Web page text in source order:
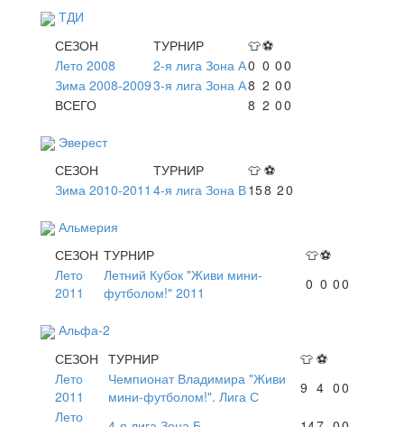
ТДИ
СЕЗОН
ТУРНИР 👕⚽
Лето 2008
2-я лига Зона А0 0 00
Зима 2008-20093-я лига Зона А8 2 00
ВСЕГО
8 2 00
Эверест
СЕЗОН
ТУРНИР 👕 ⚽
Зима 2010-2011 4-я лига Зона В158 20
Альмерия
СЕЗОН ТУРНИР 👕⚽
Лето
2011
Летний Кубок "Живи мини-
футболом!" 2011
0 0 00
Альфа-2
СЕЗОН ТУРНИР 👕 ⚽
Лето
2011
Чемпионат Владимира "Живи
мини-футболом!". Лига С
9 4 00
Лето